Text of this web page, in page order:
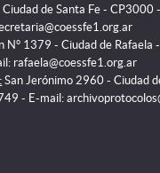
de Santa Fe - CP3000
N° 1379 - Ciudad de
rafaela@coessfe1.org.ar
San Jerónimo 2960 - Ciudad
- E-mail: